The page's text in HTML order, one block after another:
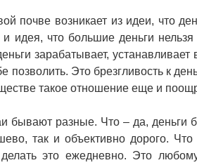
почве возникает из идеи, что
идея, что большие деньги
зарабатывает, устанавливает
Это брезгливость к
такое отношение еще и
бывают разные. Что – да, деньги
так и объективно дорого.
это ежедневно. Это